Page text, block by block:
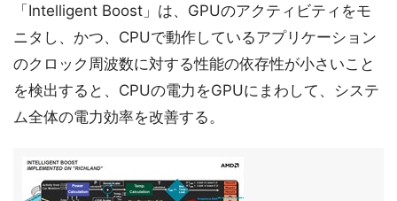
「Intelligent Boost」は、GPUのアクティビティをモ
ニタし、かつ、CPUで動作しているアプリケーション
のクロック周波数に対する性能の依存性が小さいこと
を検出すると、CPUの電力をGPUにまわして、システ
ム全体の電力効率を改善する。